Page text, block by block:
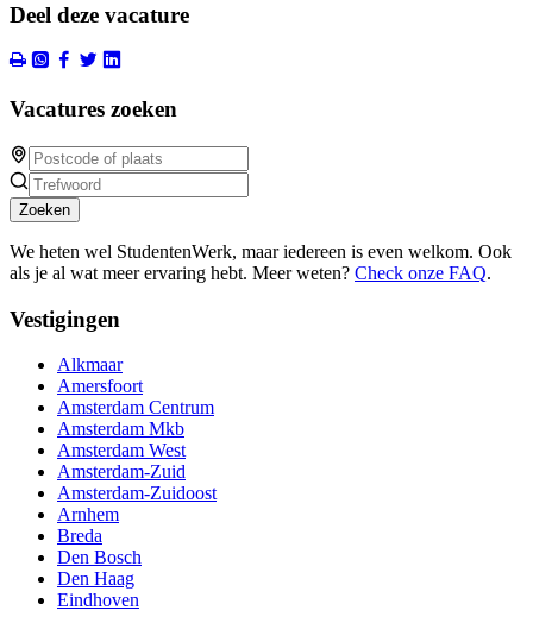
Deel deze vacature
Vacatures zoeken
Zoeken
We heten wel StudentenWerk, maar iedereen is even welkom. Ook
als je al wat meer ervaring hebt. Meer weten? Check onze FAQ.
Vestigingen
Alkmaar
Amersfoort
Amsterdam Centrum
Amsterdam Mkb
Amsterdam West
Amsterdam-Zuid
Amsterdam-Zuidoost
Arnhem
Breda
Den Bosch
Den Haag
Eindhoven